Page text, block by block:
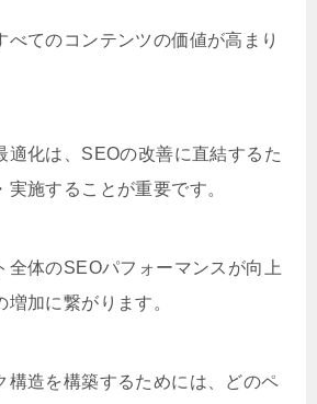
べてのコンテンツの価値が高まり
適化は、SEOの改善に直結するた
施することが重要です。
全体のSEOパフォーマンスが向上
加に繋がります。
構造を構築するためには、どのペ